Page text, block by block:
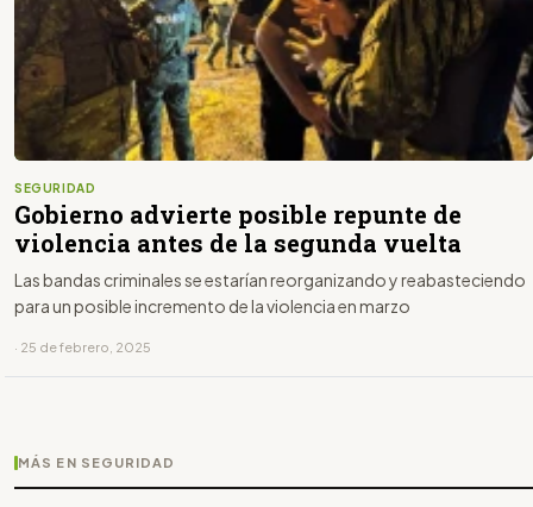
SEGURIDAD
Gobierno advierte posible repunte de
violencia antes de la segunda vuelta
Las bandas criminales se estarían reorganizando y reabasteciendo
para un posible incremento de la violencia en marzo
· 25 de febrero, 2025
MÁS EN SEGURIDAD